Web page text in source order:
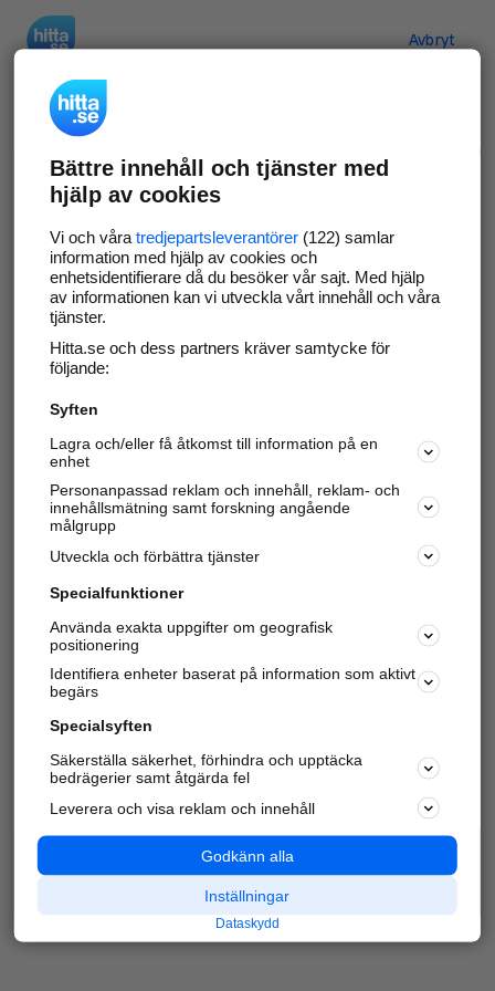
Avbryt
Verifiera ditt företag
Gör som 69 534företag
företagssida på hitta.se och syns bättre mot
kunder i ditt närområde. Helt kostnadsfritt.
Uppdatera din företagsinformation
Svara på och hantera dina omdömen
Har du redan verifierat ditt företag? Logga in
Varje vecka besöker du och4 miljoner
andra
härliga användare oss för att hitta rätt lokal
information om företag, privatpersoner och
platser.
Bättre innehåll och tjänster med
hjälp av cookies
Vi och våra tredjepartsleverantörer(122) samlar
information med hjälp av cookies och
enhetsidentifierare då du besöker vår sajt. Med hjälp
av informationen kan vi utveckla vårt innehåll och våra
tjänster.
Hitta.se och dess partners kräver samtycke för
följande:
Syften
Lagra och/eller få åtkomst till information på en
enhet
Personanpassad reklam och innehåll, reklam- och
innehållsmätning samt forskning angående
målgrupp
Utveckla och förbättra tjänster
Specialfunktioner
Använda exakta uppgifter om geografisk
positionering
Identifiera enheter baserat på information som aktivt
begärs
Specialsyften
Säkerställa säkerhet, förhindra och upptäcka
bedrägerier samt åtgärda fel
Leverera och visa reklam och innehåll
Godkänn alla
Inställningar
Dataskydd